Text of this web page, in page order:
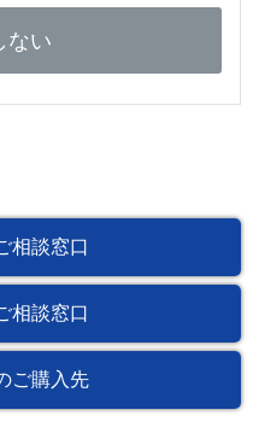
ない
相談窓口
相談窓口
ご購入先